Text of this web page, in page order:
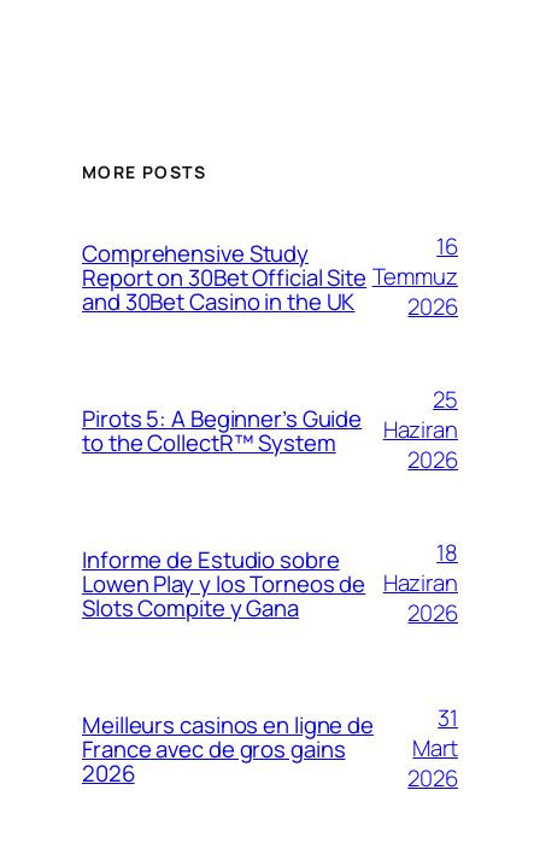
MORE POSTS
Comprehensive Study
Report on 30Bet Official Site
and 30Bet Casino in the UK
16
Temmuz
2026
Pirots 5: A Beginner’s Guide
to the CollectR™ System
25
Haziran
2026
Informe de Estudio sobre
Lowen Play y los Torneos de
Slots Compite y Gana
18
Haziran
2026
Meilleurs casinos en ligne de
France avec de gros gains
2026
31
Mart
2026